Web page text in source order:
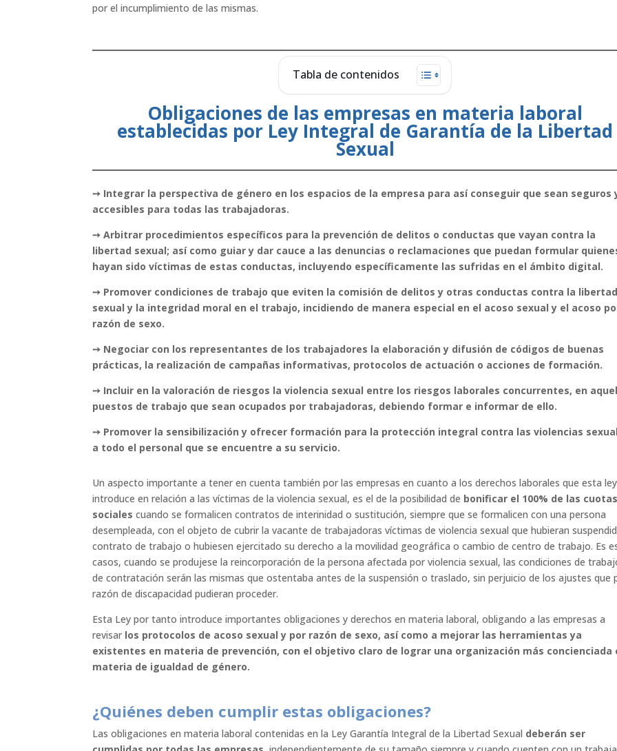
por el incumplimiento de las mismas.
Tabla de contenidos
Obligaciones de las empresas en materia laboral
establecidas por Ley Integral de Garantía de la Libertad
Sexual
➙ Integrar la perspectiva de género en los espacios de la empresa para así conseguir que sean seguros
accesibles para todas las trabajadoras.
➙ Arbitrar procedimientos específicos para la prevención de delitos o conductas que vayan contra la
libertad sexual; así como guiar y dar cauce a las denuncias o reclamaciones que puedan formular
hayan sido víctimas de estas conductas, incluyendo específicamente las sufridas en el ámbito digital.
➙ Promover condiciones de trabajo que eviten la comisión de delitos y otras conductas contra la libertad
sexual y la integridad moral en el trabajo, incidiendo de manera especial en el acoso sexual y el acoso
razón de sexo.
➙ Negociar con los representantes de los trabajadores la elaboración y difusión de códigos de buenas
prácticas, la realización de campañas informativas, protocolos de actuación o acciones de formación.
➙ Incluir en la valoración de riesgos la violencia sexual entre los riesgos laborales concurrentes, en
puestos de trabajo que sean ocupados por trabajadoras, debiendo formar e informar de ello.
➙ Promover la sensibilización y ofrecer formación para la protección integral contra las violencias
a todo el personal que se encuentre a su servicio.
Un aspecto importante a tener en cuenta también por las empresas en cuanto a los derechos laborales que esta ley
introduce en relación a las víctimas de la violencia sexual, es el de la posibilidad de bonificar el 100% de las cuotas
sociales cuando se formalicen contratos de interinidad o sustitución, siempre que se formalicen con una persona
desempleada, con el objeto de cubrir la vacante de trabajadoras víctimas de violencia sexual que hubieran
contrato de trabajo o hubiesen ejercitado su derecho a la movilidad geográfica o cambio de centro de trabajo. Es
casos, cuando se produjese la reincorporación de la persona afectada por violencia sexual, las condiciones de
de contratación serán las mismas que ostentaba antes de la suspensión o traslado, sin perjuicio de los ajustes que
razón de discapacidad pudieran proceder.
Esta Ley por tanto introduce importantes obligaciones y derechos en materia laboral, obligando a las empresas a
revisar los protocolos de acoso sexual y por razón de sexo, así como a mejorar las herramientas ya
existentes en materia de prevención, con el objetivo claro de lograr una organización más concienciada
materia de igualdad de género.
¿Quiénes deben cumplir estas obligaciones?
Las obligaciones en materia laboral contenidas en la Ley Garantía Integral de la Libertad Sexual deberán ser